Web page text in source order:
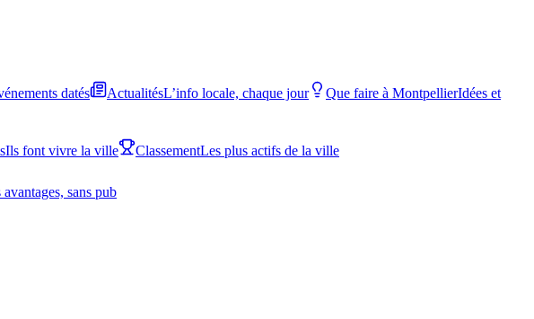
datés ActualitésL’info locale, chaque jour Que faire à MontpellierIdées et
Ils font vivre la ville ClassementLes plus actifs de la ville
avantages, sans pub